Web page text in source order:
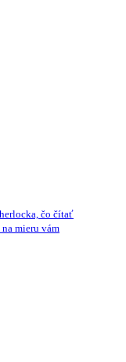
čo čítať
mieru vám